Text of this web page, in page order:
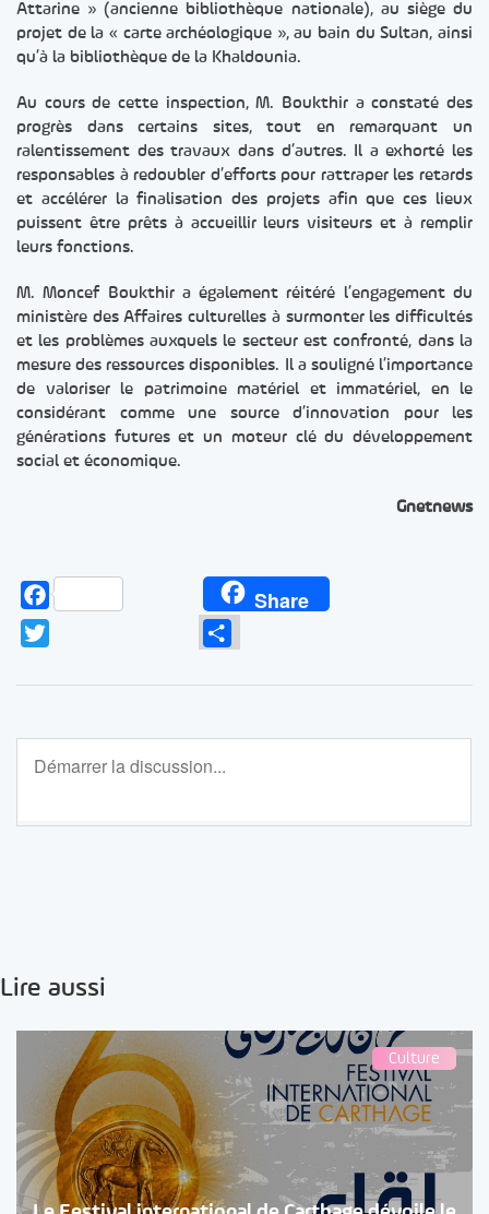
Attarine » (ancienne bibliothèque nationale), au siège du
projet de la « carte archéologique », au bain du Sultan, ainsi
qu’à la bibliothèque de la Khaldounia.
Au cours de cette inspection, M. Boukthir a constaté des
progrès dans certains sites, tout en remarquant un
ralentissement des travaux dans d’autres. Il a exhorté les
responsables à redoubler d’efforts pour rattraper les retards
et accélérer la finalisation des projets afin que ces lieux
puissent être prêts à accueillir leurs visiteurs et à remplir
leurs fonctions.
M. Moncef Boukthir a également réitéré l’engagement du
ministère des Affaires culturelles à surmonter les difficultés
et les problèmes auxquels le secteur est confronté, dans la
mesure des ressources disponibles. Il a souligné l’importance
de valoriser le patrimoine matériel et immatériel, en le
considérant comme une source d’innovation pour les
générations futures et un moteur clé du développement
social et économique.
Gnetnews
Facebook Share
Partager
Lire aussi
Culture